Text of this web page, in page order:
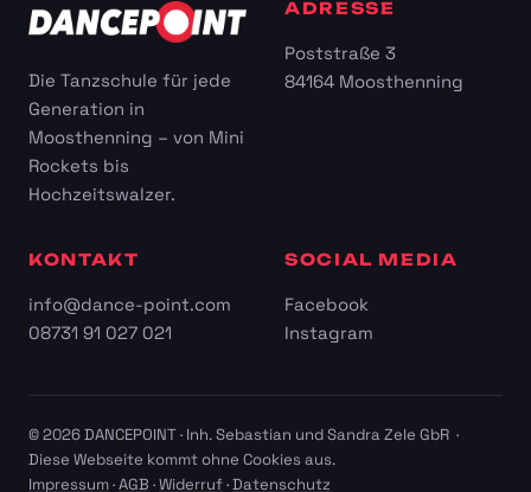
Die Tanzschule für jede
Generation in
Moosthenning – von Mini
Rockets bis
Hochzeitswalzer.
ADRESSE
Poststraße 3
84164 Moosthenning
KONTAKT
info@dance-point.com
08731 91 027 021
SOCIAL MEDIA
Facebook
Instagram
© 2026 DANCEPOINT · Inh. Sebastian und Sandra Zele GbR ·
Diese Webseite kommt ohne Cookies aus.
Impressum·AGB ·Widerruf·Datenschutz